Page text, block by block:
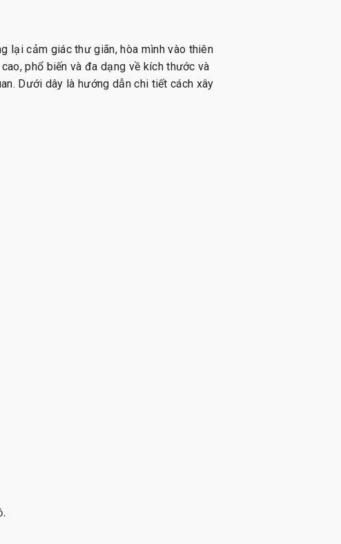
lại cảm giác thư giãn, hòa mình vào thiên
phổ biến và đa dạng về kích thước và
Dưới dây là hướng dẫn chi tiết cách xây